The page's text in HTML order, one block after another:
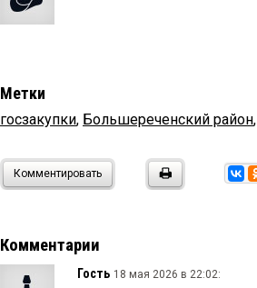
Метки
госзакупки, Большереченский район,
Комментировать
Комментарии
Гость 18 мая 2026 в 22:02: